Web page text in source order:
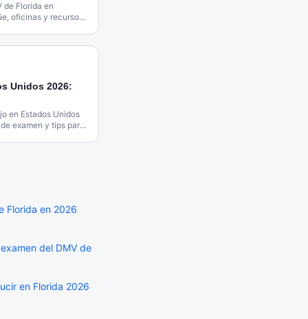
de Florida en
oficinas y recursos
Unidos 2026:
en Estados Unidos
examen y tips para
Florida en 2026
del DMV de
en Florida 2026